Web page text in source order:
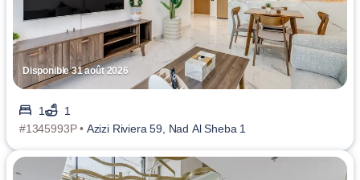
Disponible 31 août 2026
1
1
#1345993P • Azizi Riviera 59, Nad Al Sheba 1